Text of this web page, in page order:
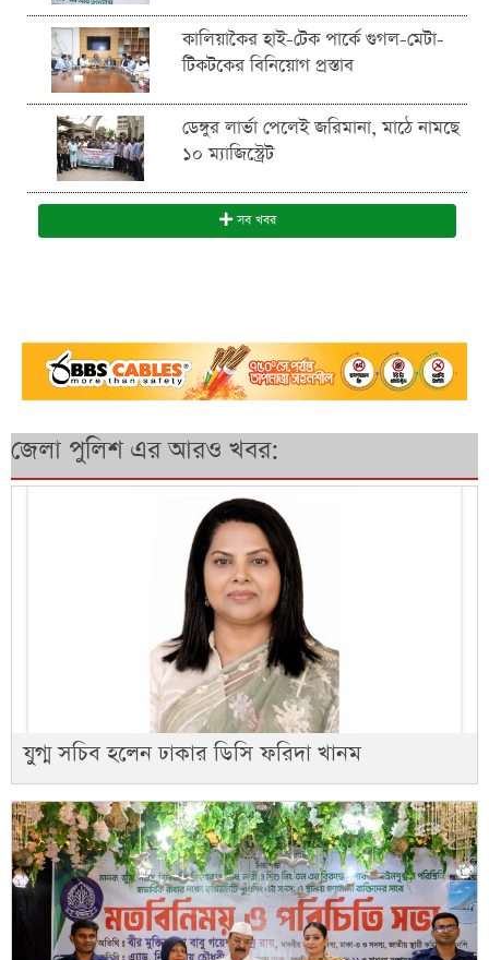
কালিয়াকৈর হাই-টেক পার্কে গুগল-মেটা-
টিকটকের বিনিয়োগ প্রস্তাব
ডেঙ্গুর লার্ভা পেলেই জরিমানা, মাঠে নামছে
১০ ম্যাজিস্ট্রেট
সব খবর
জেলা পুলিশ এর আরও খবর:
যুগ্ম সচিব হলেন ঢাকার ডিসি ফরিদা খানম